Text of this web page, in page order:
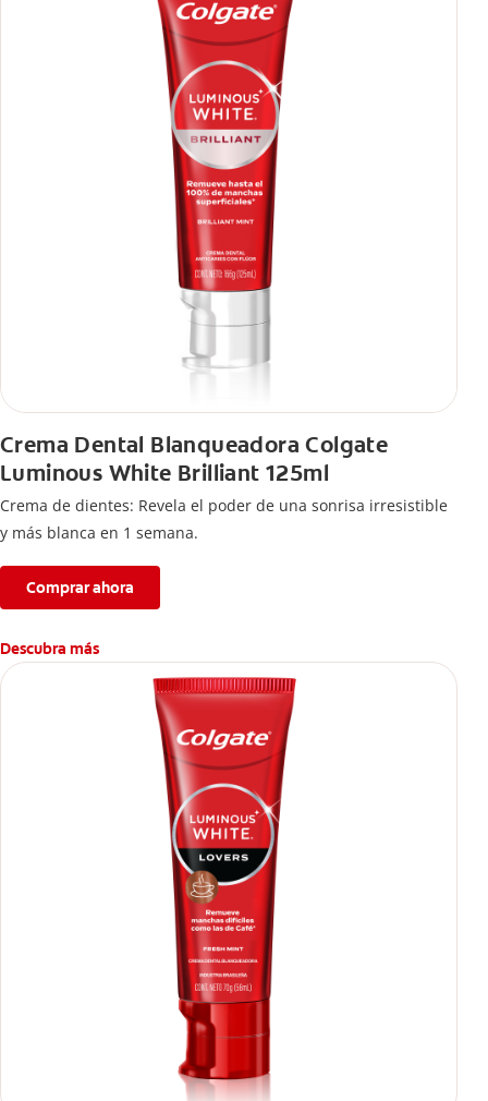
Crema Dental Blanqueadora Colgate
Luminous White Brilliant 125ml
Crema de dientes: Revela el poder de una sonrisa irresistible
y más blanca en 1 semana.
Comprar ahora
Descubra más